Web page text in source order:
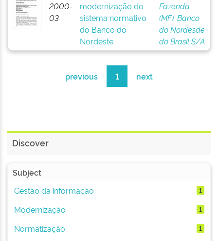
2000-
03
modernização do
sistema normativo
do Banco do
Nordeste
Fazenda
(MF). Banco
do Nordesde
do Brasil S/A
previous 1 next
Discover
Subject
Gestão da informação
1
Modernização 1
Normatização 1